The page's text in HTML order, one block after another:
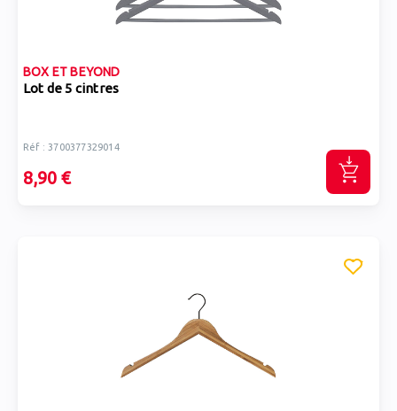
BOX ET BEYOND
Lot de 5 cintres
Réf : 3700377329014
8,90 €